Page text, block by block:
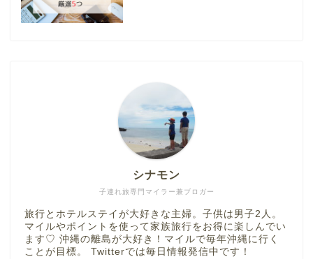
子連れ旅専門マイラー兼ブロガー
シナモン
旅行とホテルステイが大好きな主婦。子供は男子2人。
マイルやポイントを使って家族旅行をお得に楽しんでい
ます♡ 沖縄の離島が大好き！マイルで毎年沖縄に行く
ことが目標。 Twitterでは毎日情報発信中です！